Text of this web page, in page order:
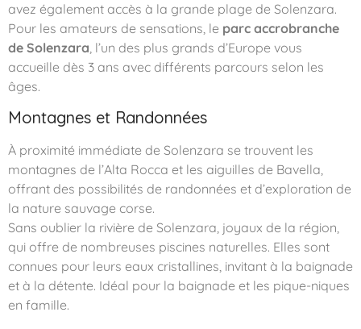
avez également accès à la grande plage de Solenzara.
Pour les amateurs de sensations, le parc accrobranche
de Solenzara, l’un des plus grands d’Europe vous
accueille dès 3 ans avec différents parcours selon les
âges.
Montagnes et Randonnées
À proximité immédiate de Solenzara se trouvent les
montagnes de l’Alta Rocca et les aiguilles de Bavella,
offrant des possibilités de randonnées et d’exploration de
la nature sauvage corse.
Sans oublier la rivière de Solenzara, joyaux de la région,
qui offre de nombreuses piscines naturelles. Elles sont
connues pour leurs eaux cristallines, invitant à la baignade
et à la détente. Idéal pour la baignade et les pique-niques
en famille.